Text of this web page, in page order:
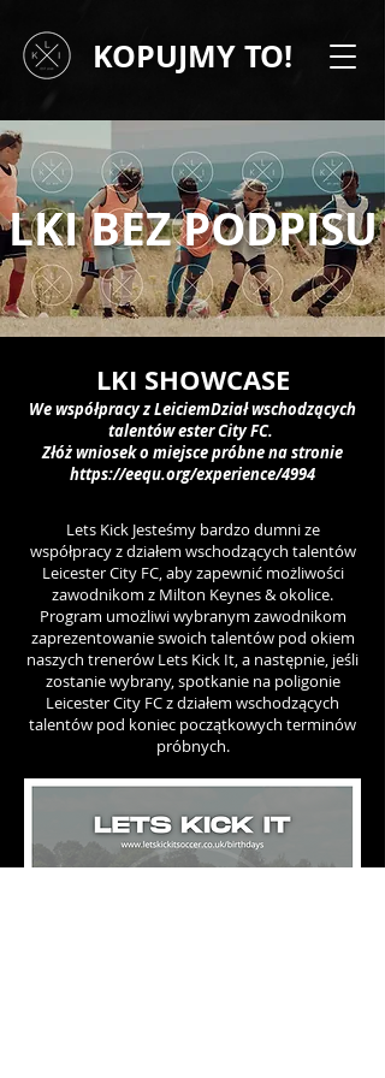
KOPUJMY TO!
LKI BEZ PODPISU
LKI SHOWCASE
We współpracy z LeiciemDział wschodzących
talentów ester City FC.
Złóż wniosek o miejsce próbne na stronie
https://eequ.org/experience/4994
Lets Kick Jesteśmy bardzo dumni ze
współpracy z działem wschodzących talentów
Leicester City FC, aby zapewnić możliwości
zawodnikom z Milton Keynes & okolice.
Program umożliwi wybranym zawodnikom
zaprezentowanie swoich talentów pod okiem
naszych trenerów Lets Kick It, a następnie, jeśli
zostanie wybrany, spotkanie na poligonie
Leicester City FC z działem wschodzących
talentów pod koniec początkowych terminów
próbnych.